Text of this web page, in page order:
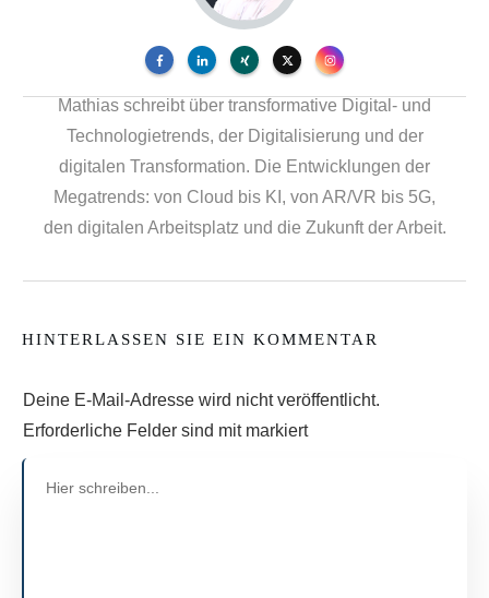
Mathias schreibt über transformative Digital- und
Technologietrends, der Digitalisierung und der
digitalen Transformation. Die Entwicklungen der
Megatrends: von Cloud bis KI, von AR/VR bis 5G,
den digitalen Arbeitsplatz und die Zukunft der Arbeit.
HINTERLASSEN SIE EIN KOMMENTAR
Deine E-Mail-Adresse wird nicht veröffentlicht.
Erforderliche Felder sind mit markiert